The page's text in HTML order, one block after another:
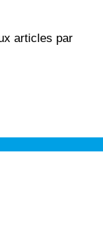
articles par